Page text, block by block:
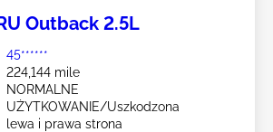
Outback 2.5L
45******
224,144 mile
NORMALNE
UŻYTKOWANIE/Uszkodzona
lewa i prawa strona